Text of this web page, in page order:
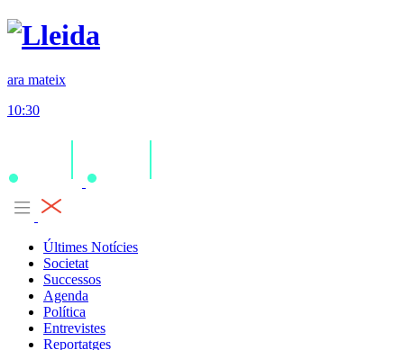
ara mateix
10:30
Últimes Notícies
Societat
Successos
Agenda
Política
Entrevistes
Reportatges